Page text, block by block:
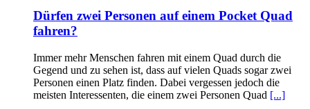
Dürfen zwei Personen auf einem Pocket Quad
fahren?
Immer mehr Menschen fahren mit einem Quad durch die
Gegend und zu sehen ist, dass auf vielen Quads sogar zwei
Personen einen Platz finden. Dabei vergessen jedoch die
meisten Interessenten, die einem zwei Personen Quad [...]